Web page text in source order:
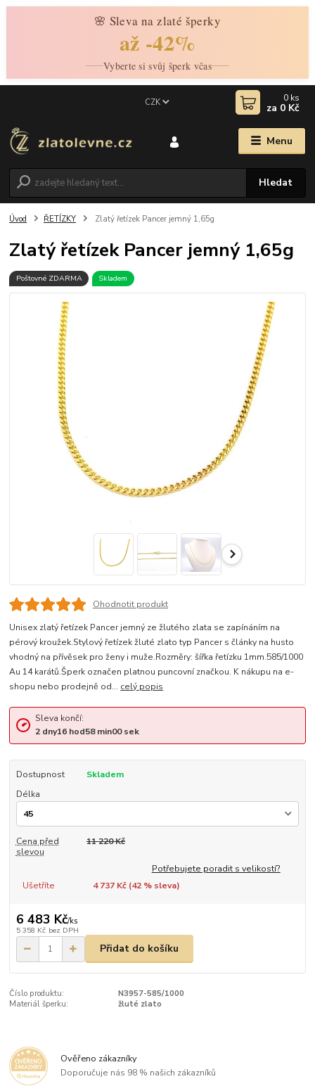
🌸 Sleva na zlaté šperky
až -42%
Vyberte si svůj šperk včas
Menu
CZK
Hledat
0 ks
za 0 Kč
Úvod ŘETÍZKY Zlatý řetízek Pancer jemný 1,65g
Zlatý řetízek Pancer jemný 1,65g
Poštovné ZDARMA Skladem
Ohodnotit produkt
Unisex zlatý řetízek Pancer jemný ze žlutého zlata se zapínáním na
pérový kroužek.Stylový řetízek žluté zlato typ Pancer s články na husto
vhodný na přívěsek pro ženy i muže.Rozměry: šířka řetízku 1mm.585/1000
Au 14 karátů.Šperk označen platnou puncovní značkou. K nákupu na e-
shopu nebo prodejně od... celý popis
Sleva končí:
2 dny16hod58min00sek
Dostupnost
Skladem
Délka
Cena před
slevou
11 220 Kč
Potřebujete poradit s velikostí?
Ušetříte
4 737 Kč (42% sleva)
6 483 Kč/ks
5 358 Kč bez DPH
Přidat do košíku
Číslo produktu:
N3957-585/1000
Materiál šperku:
žluté zlato
Ověřeno zákazníky
Doporučuje nás 98 % našich zákazníků